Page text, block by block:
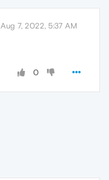
Aug 7, 2022, 5:37 AM
0